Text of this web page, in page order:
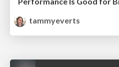
tammyeverts